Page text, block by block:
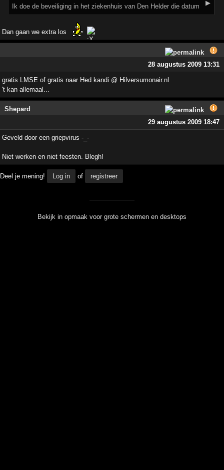
▶
Ik doe de beveiliging in het ziekenhuis van Den Helder die datum
Dan gaan we extra los
28 augustus 2009 13:31
gratis LMSE of gratis naar Hed kandi @ Hilversumonair.nl
't kan allemaal...
Shepard
29 augustus 2009 18:47
Geveld door een griepvirus -_-
Niet werken en niet feesten. Blegh!
Deel je mening! Log in of registreer
Bekijk in opmaak voor grote schermen en desktops